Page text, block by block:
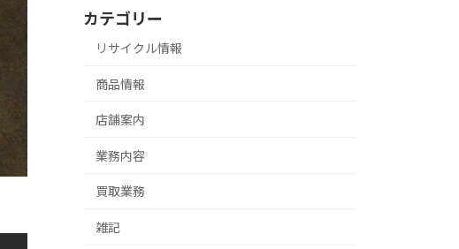
カテゴリー
リサイクル情報
商品情報
店舗案内
業務内容
買取業務
雑記